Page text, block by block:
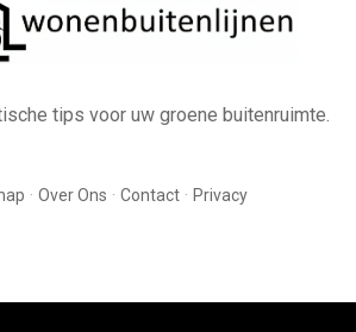
tips voor uw groene buitenruimte.
· Over Ons · Contact· Privacy